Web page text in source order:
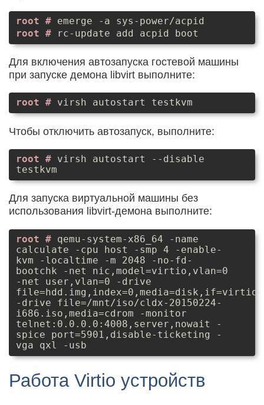
emerge -a sys-power/acpid
rc-update add acpid boot
Для включения автозапуска гостевой машины
при запуске демона libvirt выполните:
virsh autostart testkvm
Чтобы отключить автозапуск, выполните:
virsh autostart --disable
testkvm
Для запуска виртуальной машины без
использования libvirt-демона выполните:
qemu-system-x86_64 -name
calculate -cpu host -smp 4 -enable-
kvm -localtime -m 2048 -no-fd-
bootchk -net nic,model=virtio,vlan=0
-net user,vlan=0 -drive
file=hdd.img,index=0,media=disk,if=virtio
-drive file=/mnt/iso/cldx-20150224-
i686.iso,media=cdrom -monitor
telnet:0.0.0.0:4008,server,nowait -
spice port=5901,disable-ticketing -
vga qxl -usb
Работа Virtio устройств